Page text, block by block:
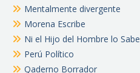
Mentalmente divergente
Morena Escribe
Ni el Hijo del Hombre lo Sabe
Perú Político
Qaderno Borrador